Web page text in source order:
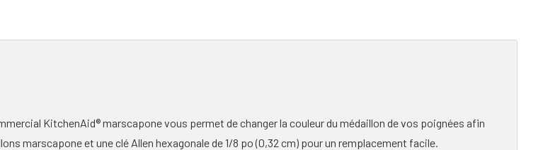
KitchenAid® marscapone vous permet de changer la couleur du médaillon de vos poignées afin
marscapone et une clé Allen hexagonale de 1/8 po (0,32 cm) pour un remplacement facile.